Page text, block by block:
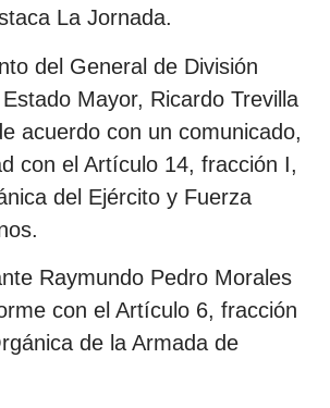
La Jornada.
del General de División
Mayor, Ricardo Trevilla
acuerdo con un comunicado,
con el Artículo 14, fracción I,
del Ejército y Fuerza
Raymundo Pedro Morales
con el Artículo 6, fracción
de la Armada de